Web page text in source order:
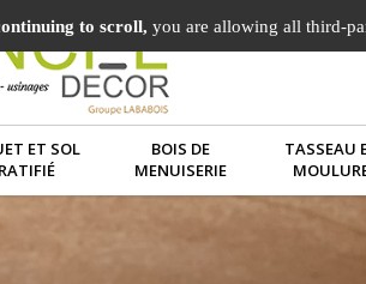
ET SOL
BOIS DE
MENUISERIE
TASSEAU
to scroll, you are allowing all third-